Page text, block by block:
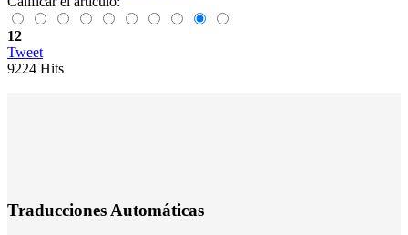
12
Tweet
9224 Hits
Traducciones Automáticas